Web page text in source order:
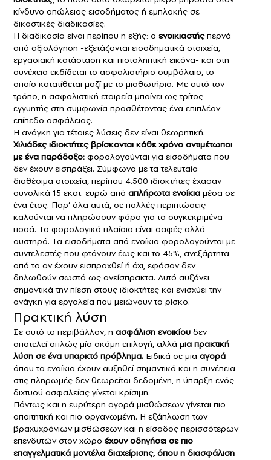
κίνδυνο απώλειας εισοδήματος ή εμπλοκής σε
δικαστικές διαδικασίες.
Η διαδικασία είναι περίπου η εξής: ο ενοικιαστήςπερνά
από αξιολόγηση -εξετάζονται εισοδηματικά στοιχεία,
εργασιακή κατάσταση και πιστοληπτική εικόνα- και στη
συνέχεια εκδίδεται το ασφαλιστήριο συμβόλαιο, το
οποίο κατατίθεται μαζί με το μισθωτήριο. Με αυτό τον
τρόπο, η ασφαλιστική εταιρεία μπαίνει ως τρίτος
εγγυητής στη συμφωνία προσθέτοντας ένα επιπλέον
επίπεδο ασφάλειας.
Η ανάγκη για τέτοιες λύσεις δεν είναι θεωρητική.
Χιλιάδες ιδιοκτήτες βρίσκονται κάθε χρόνο αντιμέτωποι
με ένα παράδοξο: φορολογούνται για εισοδήματα που
δεν έχουν εισπράξει. Σύμφωνα με τα τελευταία
διαθέσιμα στοιχεία, περίπου 4.500 ιδιοκτήτες έχασαν
συνολικά 15 εκατ. ευρώ από απλήρωτα ενοίκια μέσα σε
ένα έτος. Παρ’ όλα αυτά, σε πολλές περιπτώσεις
καλούνται να πληρώσουν φόρο για τα συγκεκριμένα
ποσά. Το φορολογικό πλαίσιο είναι σαφές αλλά
αυστηρό. Τα εισοδήματα από ενοίκια φορολογούνται με
συντελεστές που φτάνουν έως και το 45%, ανεξάρτητα
από το αν έχουν εισπραχθεί ή όχι, εφόσον δεν
δηλωθούν σωστά ως ανείσπρακτα. Αυτό αυξάνει
σημαντικά την πίεση στους ιδιοκτήτες και ενισχύει την
ανάγκη για εργαλεία που μειώνουν το ρίσκο.
Πρακτική λύση
Σε αυτό το περιβάλλον, η ασφάλιση ενοικίου δεν
αποτελεί απλώς μία ακόμη επιλογή, αλλά μια πρακτική
λύση σε ένα υπαρκτό πρόβλημα. Ειδικά σε μια αγορά
όπου τα ενοίκια έχουν αυξηθεί σημαντικά και η συνέπεια
στις πληρωμές δεν θεωρείται δεδομένη, η ύπαρξη ενός
διχτυού ασφαλείας γίνεται κρίσιμη.
Πάντως και η ευρύτερη αγορά μισθώσεων γίνεται πιο
απαιτητική και πιο οργανωμένη. Η εξάπλωση των
βραχυχρόνιων μισθώσεων και η είσοδος περισσότερων
επενδυτών στον χώρο έχουν οδηγήσει σε πιο
επαγγελματικά μοντέλα διαχείρισης, όπου η διασφάλιση